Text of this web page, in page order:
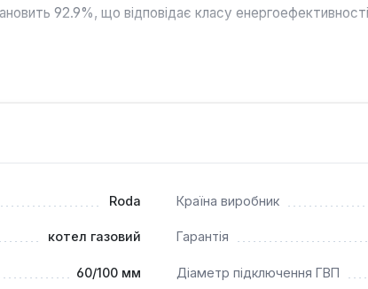
92.9%, що відповідає класу
площею до 240 м². Його компактні розміри
Roda Країна виробник
котел газовий Гарантія
60/100 мм Діаметр підключення ГВП